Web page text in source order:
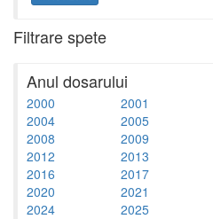
Filtrare spete
Anul dosarului
2000 2001
2004
2005
2008
2009
2012
2013
2016
2017
2020
2021
2024
2025